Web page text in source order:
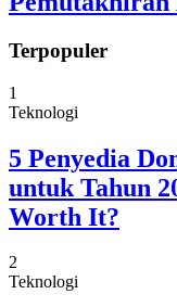
Terpopuler
1
Teknologi
5 Penyedia
untuk Tahun
Worth It?
2
Teknologi